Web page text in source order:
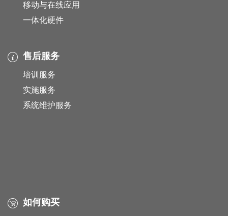
移动与在线应用
一体化硬件
售后服务
培训服务
实施服务
系统维护服务
如何购买